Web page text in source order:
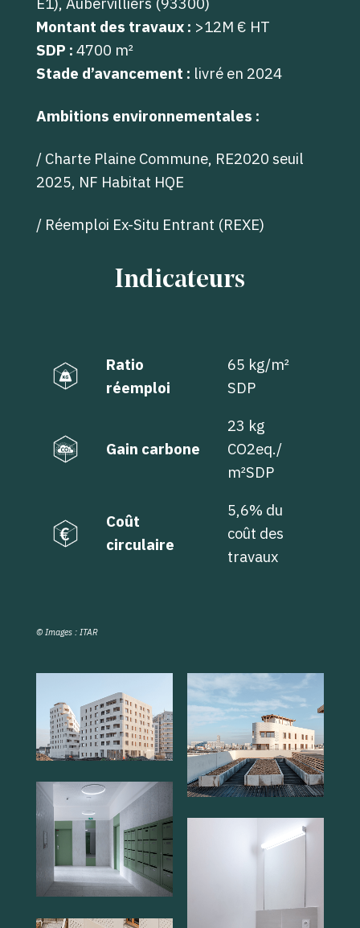
Montant des travaux : >12M € HT
SDP : 4700 m²
Stade d’avancement : livré en 2024
Ambitions environnementales :
/ Charte Plaine Commune, RE2020 seuil
2025, NF Habitat HQE
/ Réemploi Ex-Situ Entrant (REXE)
Indicateurs
Ratio
réemploi
65 kg/m²
SDP
Gain carbone
23 kg
CO2eq./
m²SDP
Coût
circulaire
5,6% du
coût des
travaux
© Images : ITAR